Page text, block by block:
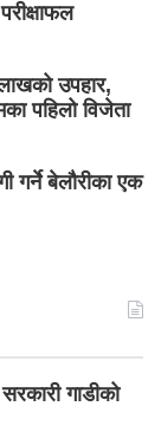
उपहार,
पहिलो विजेता
गर्ने बेलौरीका एक
गाडीको